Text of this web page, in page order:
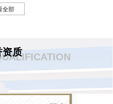
工程进展对工程会计核算的
务费用归集的合理性等。
家 从事煤炭、化工、电力工程咨
，具有丰富的煤炭矿井及煤化工
全部
资质